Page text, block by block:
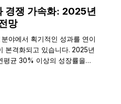
경쟁 가속화: 2025년
망
야에서 획기적인 성과를 연이
본격화되고 있습니다. 2025년
평균 30% 이상의 성장률을…